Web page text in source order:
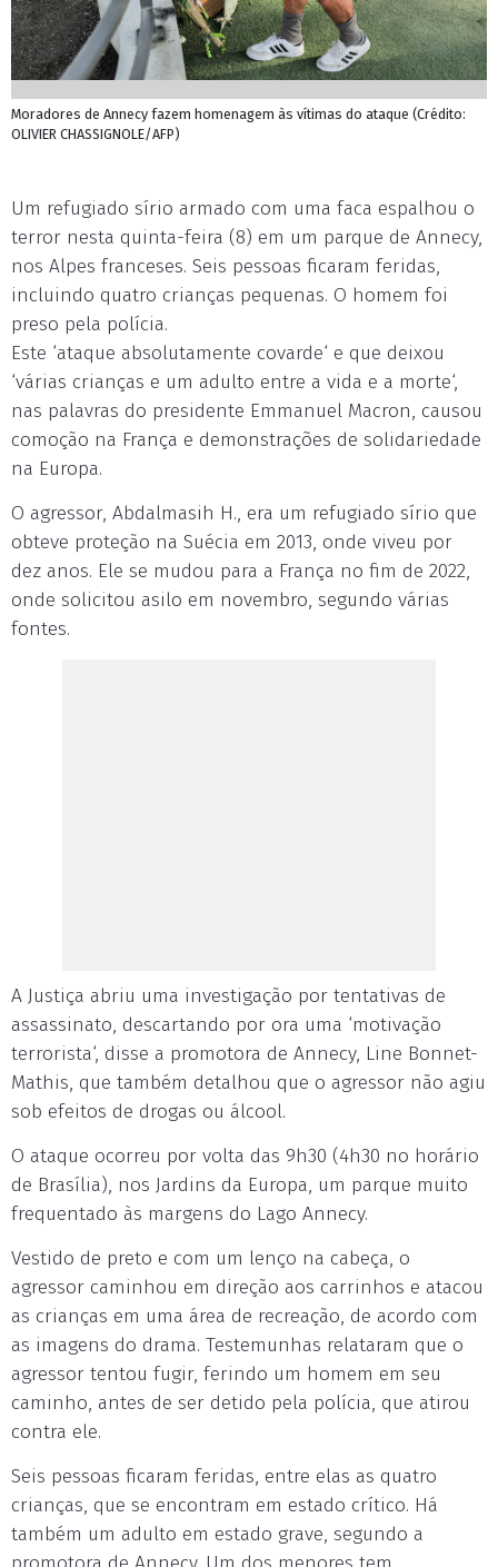
Moradores de Annecy fazem homenagem às vítimas do ataque (Crédito:
OLIVIER CHASSIGNOLE/AFP)
Um refugiado sírio armado com uma faca espalhou o
terror nesta quinta-feira (8) em um parque de Annecy,
nos Alpes franceses. Seis pessoas ficaram feridas,
incluindo quatro crianças pequenas. O homem foi
preso pela polícia.
Este ‘ataque absolutamente covarde‘ e que deixou
‘várias crianças e um adulto entre a vida e a morte‘,
nas palavras do presidente Emmanuel Macron, causou
comoção na França e demonstrações de solidariedade
na Europa.
O agressor, Abdalmasih H., era um refugiado sírio que
obteve proteção na Suécia em 2013, onde viveu por
dez anos. Ele se mudou para a França no fim de 2022,
onde solicitou asilo em novembro, segundo várias
fontes.
A Justiça abriu uma investigação por tentativas de
assassinato, descartando por ora uma ‘motivação
terrorista‘, disse a promotora de Annecy, Line Bonnet-
Mathis, que também detalhou que o agressor não agiu
sob efeitos de drogas ou álcool.
O ataque ocorreu por volta das 9h30 (4h30 no horário
de Brasília), nos Jardins da Europa, um parque muito
frequentado às margens do Lago Annecy.
Vestido de preto e com um lenço na cabeça, o
agressor caminhou em direção aos carrinhos e atacou
as crianças em uma área de recreação, de acordo com
as imagens do drama. Testemunhas relataram que o
agressor tentou fugir, ferindo um homem em seu
caminho, antes de ser detido pela polícia, que atirou
contra ele.
Seis pessoas ficaram feridas, entre elas as quatro
crianças, que se encontram em estado crítico. Há
também um adulto em estado grave, segundo a